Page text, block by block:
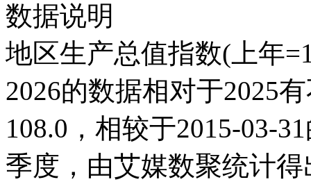
数据说明
地区生产总值指数(上年
2026的数据相对于2025
108.0，相较于2015-03-
季度，由艾媒数聚统计得